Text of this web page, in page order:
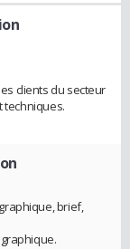
clients du secteur
techniques.
brief,